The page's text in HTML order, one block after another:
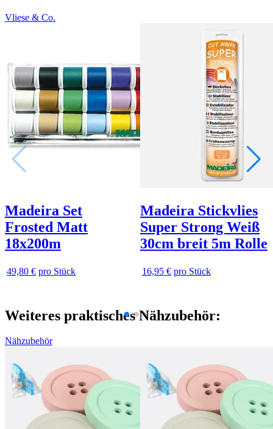
Vliese & Co.
Madeira Set
Frosted Matt
18x200m
49,80 € pro Stück
Madeira Stickvlies
Super Strong Weiß
30cm breit 5m Rolle
16,95 € pro Stück
Weiteres praktisches Nähzubehör:
Nähzubehör